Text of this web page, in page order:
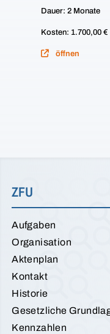
Dauer: 2 Monate
Kosten: 1.700,00 €
öffnen
ZFU
Aufgaben
Organisation
Aktenplan
Kontakt
Historie
Gesetzliche
Kennzahlen